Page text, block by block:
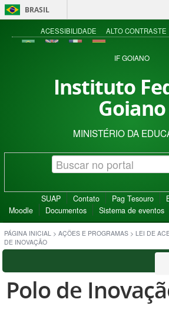
BRASIL
ACESSIBILIDADE ALTO CONTRASTE
IF GOIANO
Instituto
Goiano
MINISTÉRIO DA
SUAP Contato Pag Tesouro
Moodle
Documentos Sistema de eventos
PÁGINA INICIAL > AÇÕES E PROGRAMAS > LEI DE
DE INOVAÇÃO
Polo de